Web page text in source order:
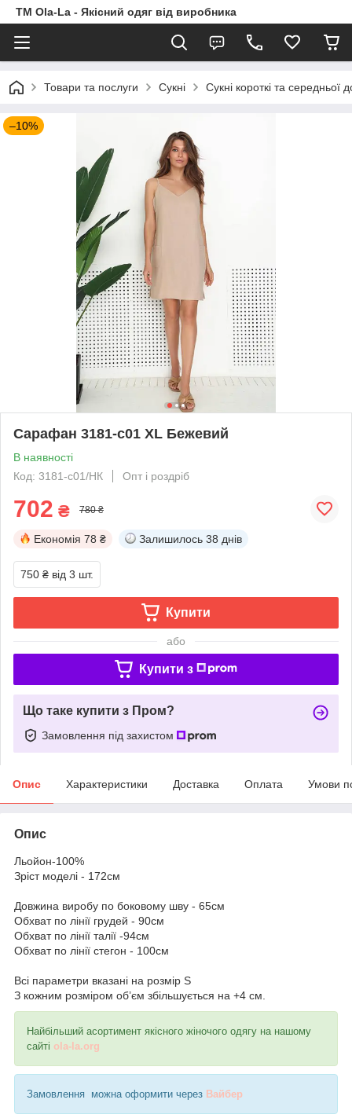
TM Ola-La - Якісний одяг від виробника
Товари та послуги Сукні Сукні короткі та середньої
–10%
Сарафан 3181-c01 XL Бежевий
В наявності
Код: 3181-с01/НК
Опт і роздріб
702 ₴ 780 ₴
Економія 78 ₴ Залишилось 38 днів
750 ₴ від 3 шт.
Купити
або
Купити з
Що таке купити з Пром?
Замовлення під захистом
Опис Характеристики Доставка Оплата Умови
Опис
Льойон-100%
Зріст моделі - 172см
Довжина виробу по боковому шву - 65см
Обхват по лінії грудей - 90см
Обхват по лінії талії -94см
Обхват по лінії стегон - 100см
Всі параметри вказані на розмір S
З кожним розміром об’єм збільшується на +4 см.
Найбільший асортимент якісного жіночого одягу на нашому
сайті ola-la.org
Замовлення можна оформити через Вайбер